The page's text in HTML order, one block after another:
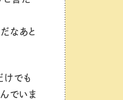
なあと
けでも
でいま